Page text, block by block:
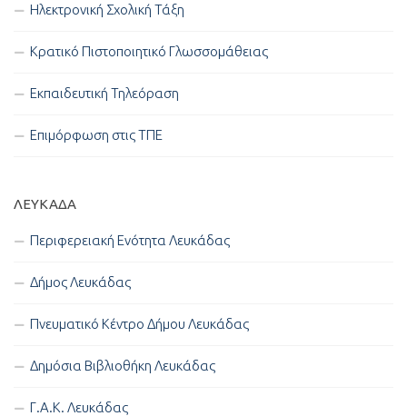
Ηλεκτρονική Σχολική Τάξη
Κρατικό Πιστοποιητικό Γλωσσομάθειας
Εκπαιδευτική Τηλεόραση
Επιμόρφωση στις ΤΠΕ
ΛΕΥΚΑΔΑ
Περιφερειακή Ενότητα Λευκάδας
Δήμος Λευκάδας
Πνευματικό Κέντρο Δήμου Λευκάδας
Δημόσια Βιβλιοθήκη Λευκάδας
Γ.Α.Κ. Λευκάδας